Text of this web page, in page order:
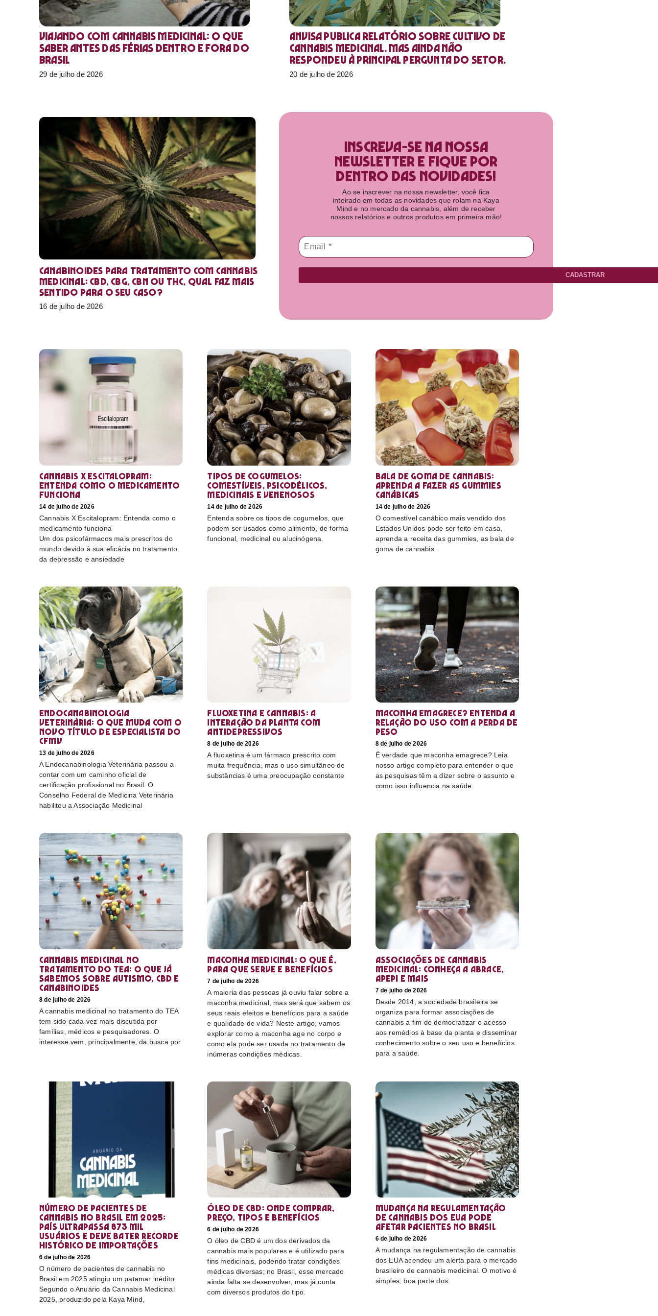
Viajando com cannabis medicinal: o que
saber antes das férias dentro e fora do
Brasil
29 de julho de 2026
Anvisa publica relatório sobre cultivo de
Cannabis medicinal. Mas ainda não
respondeu à principal pergunta do setor.
20 de julho de 2026
Canabinoides para tratamento com cannabis
medicinal: CBD, CBG, CBN ou THC, qual faz mais
sentido para o seu caso?
16 de julho de 2026
Inscreva-se na nossa
newsletter e fique por
dentro das novidades!​
Ao se inscrever na nossa newsletter, você fica
inteirado em todas as novidades que rolam na Kaya
Mind e no mercado da cannabis, além de receber
nossos relatórios e outros produtos em primeira mão!
CADASTRAR
Cannabis X Escitalopram:
Entenda como o medicamento
funciona
14 de julho de 2026
Cannabis X Escitalopram: Entenda como o
medicamento funciona
Um dos psicofármacos mais prescritos do
mundo devido à sua eficácia no tratamento
da depressão e ansiedade
Tipos de cogumelos:
comestíveis, psicodélicos,
medicinais e venenosos
14 de julho de 2026
Entenda sobre os tipos de cogumelos, que
podem ser usados como alimento, de forma
funcional, medicinal ou alucinógena.
Bala de goma de cannabis:
aprenda a fazer as gummies
canábicas
14 de julho de 2026
O comestível canábico mais vendido dos
Estados Unidos pode ser feito em casa,
aprenda a receita das gummies, as bala de
goma de cannabis.
Endocanabinologia
Veterinária: o que muda com o
novo título de especialista do
CFMV
13 de julho de 2026
A Endocanabinologia Veterinária passou a
contar com um caminho oficial de
certificação profissional no Brasil. O
Conselho Federal de Medicina Veterinária
habilitou a Associação Medicinal
Fluoxetina e Cannabis: a
interação da planta com
antidepressivos
8 de julho de 2026
A fluoxetina é um fármaco prescrito com
muita frequência, mas o uso simultâneo de
substâncias é uma preocupação constante
Maconha emagrece? Entenda a
relação do uso com a perda de
peso
8 de julho de 2026
É verdade que maconha emagrece? Leia
nosso artigo completo para entender o que
as pesquisas têm a dizer sobre o assunto e
como isso influencia na saúde.
Cannabis medicinal no
tratamento do TEA: o que já
sabemos sobre autismo, CBD e
canabinoides
8 de julho de 2026
A cannabis medicinal no tratamento do TEA
tem sido cada vez mais discutida por
famílias, médicos e pesquisadores. O
interesse vem, principalmente, da busca por
Maconha medicinal: O que é,
para que serve e benefícios
7 de julho de 2026
A maioria das pessoas já ouviu falar sobre a
maconha medicinal, mas será que sabem os
seus reais efeitos e benefícios para a saúde
e qualidade de vida? Neste artigo, vamos
explorar como a maconha age no corpo e
como ela pode ser usada no tratamento de
inúmeras condições médicas.
Associações de cannabis
medicinal: conheça a Abrace,
Apepi e mais
7 de julho de 2026
Desde 2014, a sociedade brasileira se
organiza para formar associações de
cannabis a fim de democratizar o acesso
aos remédios à base da planta e disseminar
conhecimento sobre o seu uso e benefícios
para a saúde.
Número de pacientes de
cannabis no Brasil em 2025:
país ultrapassa 873 mil
usuários e deve bater recorde
histórico de importações
6 de julho de 2026
O número de pacientes de cannabis no
Brasil em 2025 atingiu um patamar inédito.
Segundo o Anuário da Cannabis Medicinal
2025, produzido pela Kaya Mind,
Óleo de CBD: Onde comprar,
preço, tipos e benefícios
6 de julho de 2026
O óleo de CBD é um dos derivados da
cannabis mais populares e é utilizado para
fins medicinais, podendo tratar condições
médicas diversas; no Brasil, esse mercado
ainda falta se desenvolver, mas já conta
com diversos produtos do tipo.
Mudança na regulamentação
de cannabis dos EUA pode
afetar pacientes no Brasil
6 de julho de 2026
A mudança na regulamentação de cannabis
dos EUA acendeu um alerta para o mercado
brasileiro de cannabis medicinal. O motivo é
simples: boa parte dos